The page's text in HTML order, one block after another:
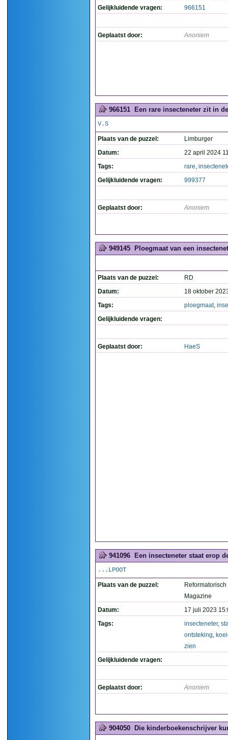
Gelijkluidende vragen:
966151
Geplaatst door: Anoniem
966151 Een rare insecteneter zit in
V.S
Plaats van de puzzel:
Limburger
Datum:
22 april 2024
Tags:
rare,
Gelijkluidende vragen:
999377
Geplaatst door: Anoniem
949145 Ploegmaat van een
Plaats van de puzzel:
RD
Datum:
18 oktober
Tags:
ploegmaat,
Gelijkluidende vragen:
Geplaatst door: HaeS
941096 Een insecteneter staat erop
...LPOOT
Plaats van de puzzel:
Magazine
Datum:
17 juli 2023
Tags:
insecteneter,
ontsteking,
zien
Gelijkluidende vragen:
Geplaatst door: Anoniem
904050 Die kinderboekenschrijver